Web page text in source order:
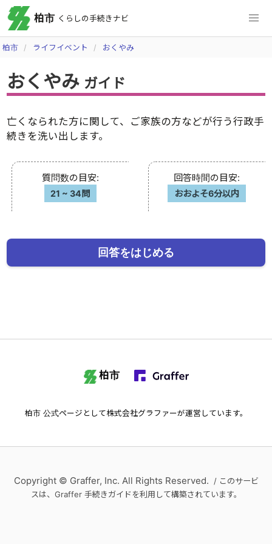
柏市 くらしの手続きナビ
柏市 ライフイベント おくやみ
おくやみ ガイド
亡くなられた方に関して、ご家族の方などが行う行政手
続きを洗い出します。
質問数の目安:
21 ~ 34問
回答時間の目安:
おおよそ6分以内
回答をはじめる
柏市
柏市公式ページとして株式会社グラファーが運営しています。
Copyright © Graffer, Inc. All Rights Reserved. / このサービ
スは、Graffer 手続きガイドを利用して構築されています。